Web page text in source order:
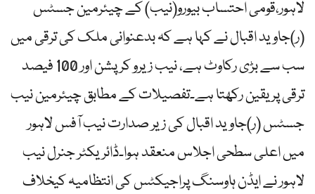
لاہور،قومی احتساب بیورو(نیب) کے چیئرمین جسٹس
(ر)جاوید اقبال نے کہا ہے کہ بدعنوانی ملک کی ترقی میں
سب سے بڑی رکاوٹ ہے، نیب زیرو کرپشن اور 100 فیصد
ترقی پر یقین رکھتا ہے۔تفصیلات کے مطابق چیئرمین نیب
جسٹس (ر)جاوید اقبال کی زیر صدارت نیب آفس لاہور
میں اعلی سطحی اجلاس منعقد ہوا۔ڈائریکٹر جنرل نیب
لاہور نے ایڈن ہاوسنگ پراجیکٹس کی انتظامیہ کیخلاف